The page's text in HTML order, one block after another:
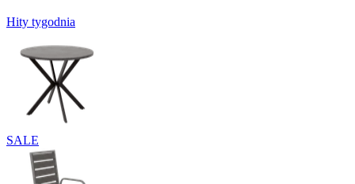
Hity tygodnia
SALE